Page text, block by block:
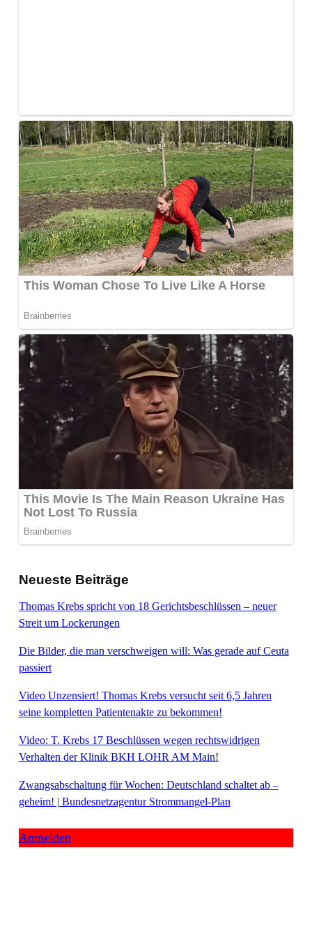
Neueste Beiträge
Thomas Krebs spricht von 18 Gerichtsbeschlüssen – neuer
Streit um Lockerungen
Die Bilder, die man verschweigen will: Was gerade auf Ceuta
passiert
Video Unzensiert! Thomas Krebs versucht seit 6,5 Jahren
seine kompletten Patientenakte zu bekommen!
Video: T. Krebs 17 Beschlüssen wegen rechtswidrigen
Verhalten der Klinik BKH LOHR AM Main!
Zwangsabschaltung für Wochen: Deutschland schaltet ab –
geheim! | Bundesnetzagentur Strommangel-Plan
Anmelden